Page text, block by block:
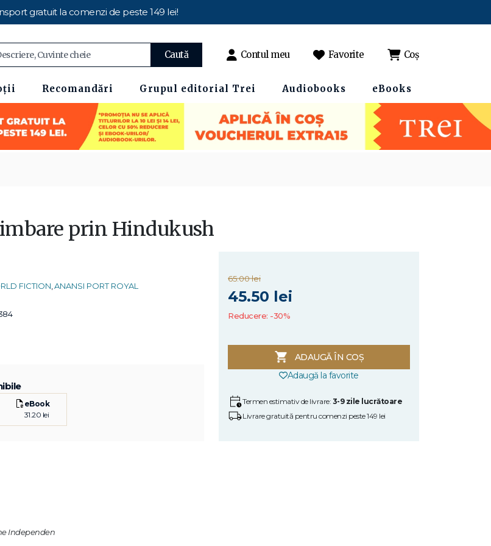
gratuit la comenzi de peste 149 lei!
Caută Contul meu Favorite Coș
Recomandări Grupul editorial Trei Audiobooks eBooks
prin Hindukush
FICTION ANANSI PORT ROYAL
eBook
31.20 lei
65.00 lei
45.50 lei
Reducere: -30%
ADAUGĂ ÎN COȘ
Adaugă la favorite
Termen estimativ de livrare: 3-9 zile lucrătoare
Livrare gratuită pentru comenzi peste 149 lei
Independen